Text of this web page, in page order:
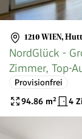
1210 WIEN,
NordGlück -
Zimmer, Top-
Provisionfrei
94.86 m² 4